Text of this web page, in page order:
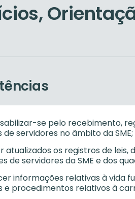
se pelo recebimento,
de servidores no âmbito da SME;
atualizados os registros de
de servidores da SME e dos
informações relativas à vida
e procedimentos relativos à